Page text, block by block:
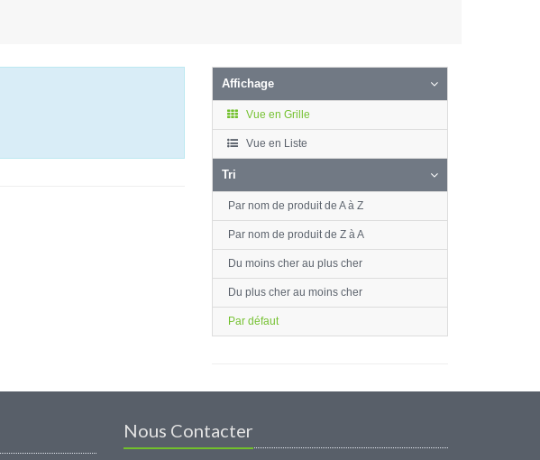
Affichage
Vue en Grille
Vue en Liste
Tri
Par nom de produit de A à Z
Par nom de produit de Z à A
Du moins cher au plus cher
Du plus cher au moins cher
Par défaut
Nous Contacter